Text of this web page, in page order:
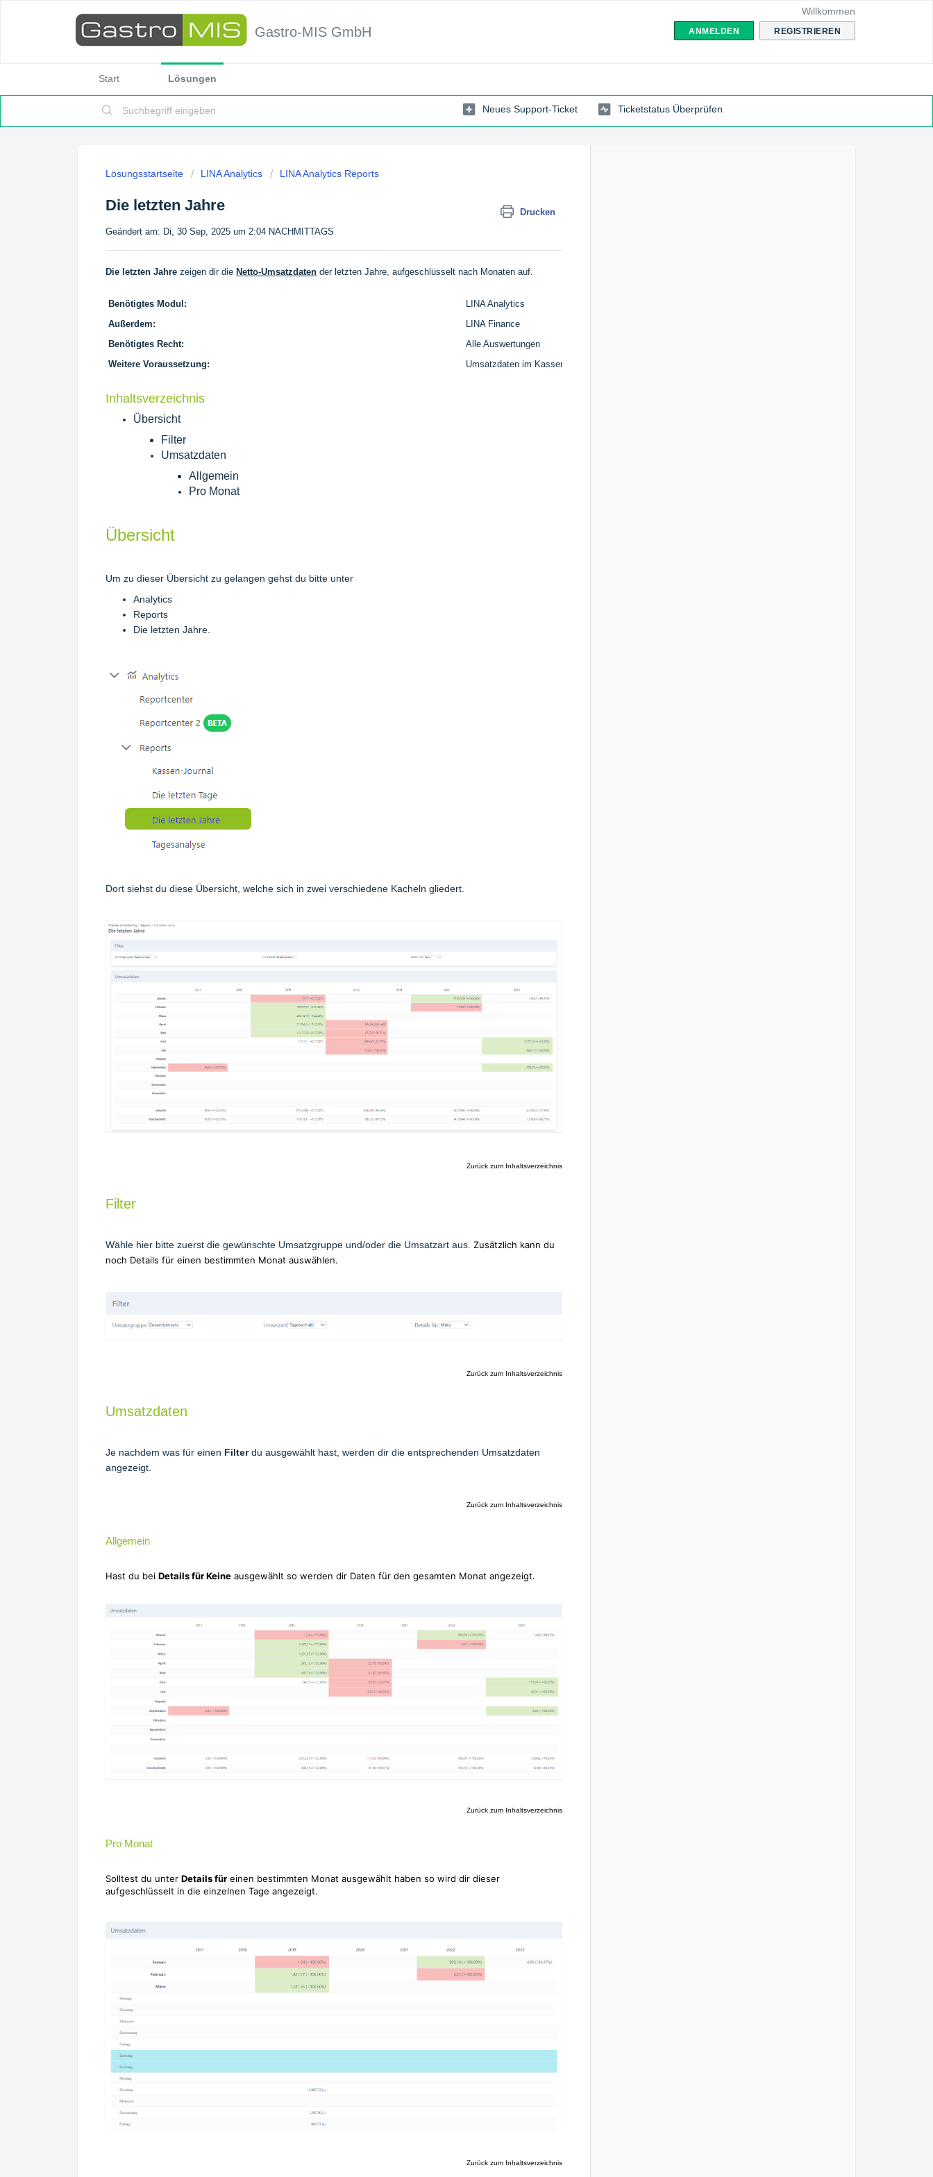
Gastro-MIS GmbH
Willkommen
ANMELDEN REGISTRIEREN
Start Lösungen
Neues Support-Ticket Ticketstatus Überprüfen
Lösungsstartseite LINA Analytics LINA Analytics Reports
Die letzten Jahre
Drucken
Geändert am: Di, 30 Sep, 2025 um 2:04 NACHMITTAGS
Die letzten Jahre zeigen dir die Netto-Umsatzdaten der letzten Jahre, aufgeschlüsselt nach Monaten auf.
Benötigtes Modul:
LINA Analytics
Außerdem:
LINA Finance
Benötigtes Recht:
Alle Auswertungen
Weitere Voraussetzung:
Umsatzdaten im Kassenbuch
Inhaltsverzeichnis
Übersicht
Filter
Umsatzdaten
Allgemein
Pro Monat
Übersicht
Um zu dieser Übersicht zu gelangen gehst du bitte unter
Analytics
Reports
Die letzten Jahre.
Dort siehst du diese Übersicht, welche sich in zwei verschiedene Kacheln gliedert.
Zurück zum Inhaltsverzeichnis
Filter
Wähle hier bitte zuerst die gewünschte Umsatzgruppe und/oder die Umsatzart aus. Zusätzlich kann du
noch Details für einen bestimmten Monat auswählen.
Zurück zum Inhaltsverzeichnis
Umsatzdaten
Je nachdem was für einen Filterdu ausgewählt hast, werden dir die entsprechenden Umsatzdaten
angezeigt.
Zurück zum Inhaltsverzeichnis
Allgemein
Hast du bei Details für Keine ausgewählt so werden dir Daten für den gesamten Monat angezeigt.
Zurück zum Inhaltsverzeichnis
Pro Monat
Solltest du unter Details für einen bestimmten Monat ausgewählt haben so wird dir dieser
aufgeschlüsselt in die einzelnen Tage angezeigt.
Zurück zum Inhaltsverzeichnis